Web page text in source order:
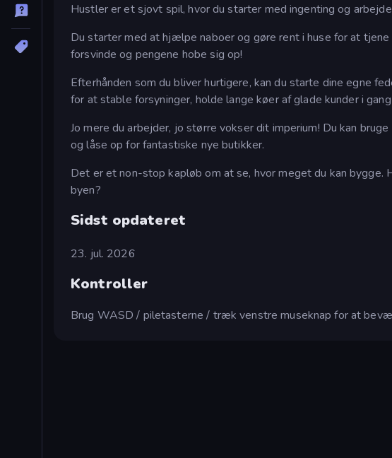
Hustler er et sjovt spil, hvor du starter med ingenting og
Du starter med at hjælpe naboer og gøre rent i huse for at
forsvinde og pengene hobe sig op!
Efterhånden som du bliver hurtigere, kan du starte dine egne
for at stable forsyninger, holde lange køer af glade kunder i
Jo mere du arbejder, jo større vokser dit imperium! Du kan
og låse op for fantastiske nye butikker.
Det er et non-stop kapløb om at se, hvor meget du kan
byen?
Sidst opdateret
23. jul. 2026
Kontroller
Brug WASD / piletasterne / træk venstre museknap for at